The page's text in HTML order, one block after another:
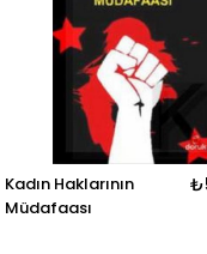
Kadın Haklarının
Müdafaası